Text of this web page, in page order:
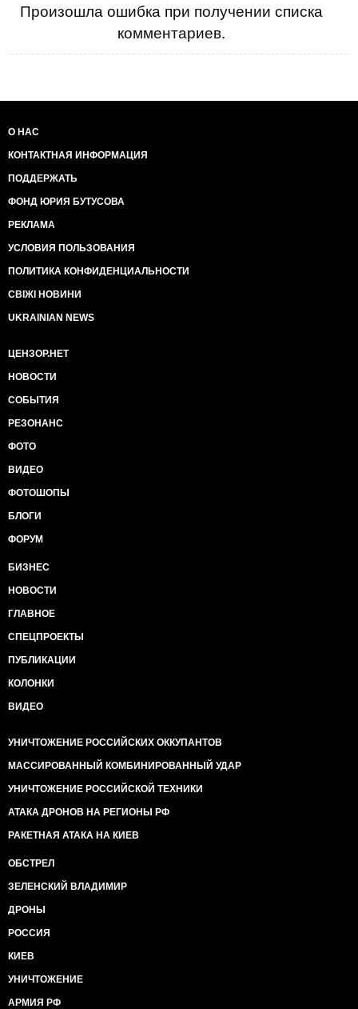
Произошла ошибка при получении списка
комментариев.
О НАС
КОНТАКТНАЯ ИНФОРМАЦИЯ
ПОДДЕРЖАТЬ
ФОНД ЮРИЯ БУТУСОВА
РЕКЛАМА
УСЛОВИЯ ПОЛЬЗОВАНИЯ
ПОЛИТИКА КОНФИДЕНЦИАЛЬНОСТИ
СВІЖІ НОВИНИ
UKRAINIAN NEWS
ЦЕНЗОР.НЕТ
НОВОСТИ
СОБЫТИЯ
РЕЗОНАНС
ФОТО
ВИДЕО
ФОТОШОПЫ
БЛОГИ
ФОРУМ
БИЗНЕС
НОВОСТИ
ГЛАВНОЕ
СПЕЦПРОЕКТЫ
ПУБЛИКАЦИИ
КОЛОНКИ
ВИДЕО
УНИЧТОЖЕНИЕ РОССИЙСКИХ ОККУПАНТОВ
МАССИРОВАННЫЙ КОМБИНИРОВАННЫЙ УДАР
УНИЧТОЖЕНИЕ РОССИЙСКОЙ ТЕХНИКИ
АТАКА ДРОНОВ НА РЕГИОНЫ РФ
РАКЕТНАЯ АТАКА НА КИЕВ
ОБСТРЕЛ
ЗЕЛЕНСКИЙ ВЛАДИМИР
ДРОНЫ
РОССИЯ
КИЕВ
УНИЧТОЖЕНИЕ
АРМИЯ РФ